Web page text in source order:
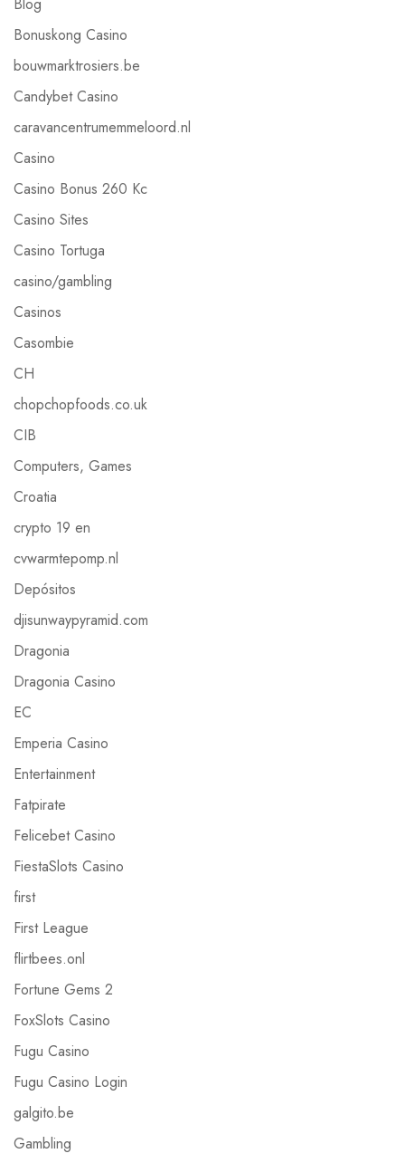
Bonuskong Casino
bouwmarktrosiers.be
Candybet Casino
caravancentrumemmeloord.nl
Casino
Casino Bonus 260 Kc
Casino Sites
Casino Tortuga
casino/gambling
Casinos
Casombie
CH
chopchopfoods.co.uk
CIB
Computers, Games
Croatia
crypto 19 en
cvwarmtepomp.nl
Depósitos
djisunwaypyramid.com
Dragonia
Dragonia Casino
EC
Emperia Casino
Entertainment
Fatpirate
Felicebet Casino
FiestaSlots Casino
first
First League
flirtbees.onl
Fortune Gems 2
FoxSlots Casino
Fugu Casino
Fugu Casino Login
galgito.be
Gambling